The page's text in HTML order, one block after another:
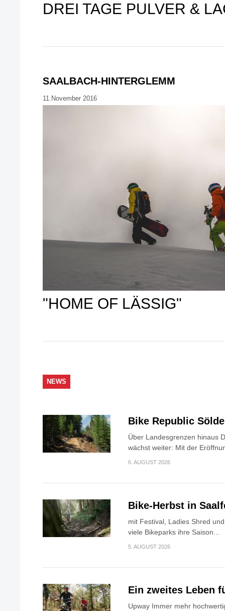
DREI TAGE PULVER &
SAALBACH-HINTERGLEMM
11.November 2016
"HOME OF LÄSSIG"
NEWS
Bike Republic
Über Landesgrenzen hinaus
wächst weiter: Mit der
6. AUGUST 2026
Bike-Herbst in
mit Festival, Ladies Shred
viele Bikeparks ihre Saison...
5. AUGUST 2026
Ein zweites Leben
Upway Immer mehr